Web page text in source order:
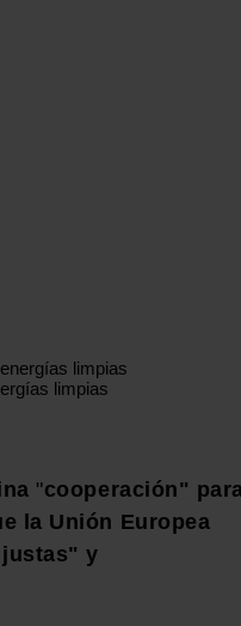
limpias
"cooperación"
la Unión Europea
y